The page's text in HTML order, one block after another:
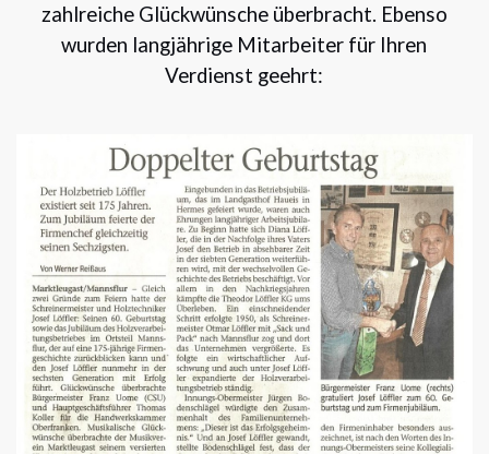
zahlreiche Glückwünsche überbracht. Ebenso
wurden langjährige Mitarbeiter für Ihren
Verdienst geehrt: